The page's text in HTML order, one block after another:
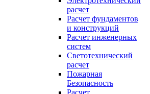
расчет
Расчет фундаментов
и конструкций
Расчет инженерных
систем
Светотехнический
расчет
Пожарная
Безопасность
Расчет